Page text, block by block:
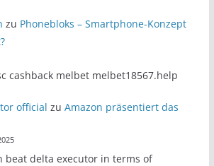
zu Phonebloks – Smartphone-Konzept
cashback melbet melbet18567.help
official zuAmazon präsentiert das
beat delta executor in terms of